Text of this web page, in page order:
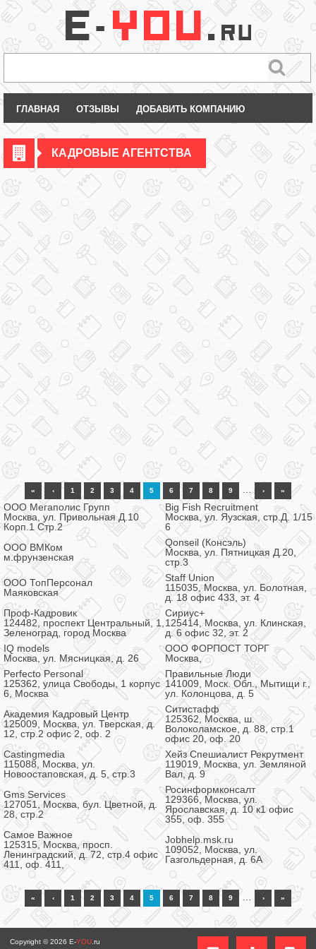
ГЛАВНАЯ ОТЗЫВЫ ДОБАВИТЬ КОМПАНИЮ
КАДРОВЫЕ АГЕНТСТВА
« ‹ 1 2 3 4 5 6 7 8 9 › »
ООО Мегаполис Групп
Москва, ул. Привольная Д.10
Корп.1 Стр.2
Big Fish Recruitment
Москва, ул. Яузская, стр.Д. 1/15
6
ООО ВМКом
м.фрунзенская
Qonseil (Консэль)
Москва, ул. Пятницкая Д.20,
стр.3
ООО ТопПерсонал
Маяковская
Staff Union
115035, Москва, ул. Болотная,
д. 18 офис 433, эт. 4
Проф-Кадровик
124482, проспект Центральный, 1,
Зеленоград, город Москва
Сириус+
125414, Москва, ул. Клинская,
д. 6 офис 32, эт. 2
IQ models
Москва, ул. Мясницкая, д. 26
ООО ФОРПОСТ ТОРГ
Москва,
Perfecto Personal
125362, улица Свободы, 1 корпус
6, Москва
Правильные Люди
141009, Моск. Обл., Мытищи г.,
ул. Колонцова, д. 5
Академия Кадровый Центр
125009, Москва, ул. Тверская, д.
12, стр.2 офис 2, оф. 2
Ситистафф
125362, Москва, ш.
Волоколамское, д. 88, стр.1
офис 20, оф. 20
Castingmedia
115088, Москва, ул.
Новоостаповская, д. 5, стр.3
Хейз Спешиалист Рекрутмент
119019, Москва, ул. Земляной
Вал, д. 9
Gms Services
127051, Москва, бул. Цветной, д.
28, стр.2
Росинформконсалт
129366, Москва, ул.
Ярославская, д. 10 к1 офис
355, оф. 355
Самое Важное
125315, Москва, просп.
Ленинградский, д. 72, стр.4 офис
411, оф. 411,
Jobhelp.msk.ru
109052, Москва, ул.
Газгольдерная, д. 6А
« ‹ 1 2 3 4 5 6 7 8 9 › »
Copyright © 2026 E-YOU .ru